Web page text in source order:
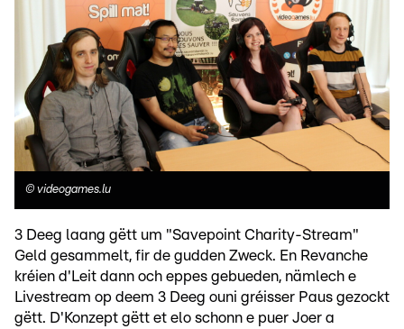
© videogames.lu
3 Deeg laang gëtt um "Savepoint Charity-Stream"
Geld gesammelt, fir de gudden Zweck. En Revanche
kréien d'Leit dann och eppes gebueden, nämlech e
Livestream op deem 3 Deeg ouni gréisser Paus gezockt
gëtt. D'Konzept gëtt et elo schonn e puer Joer a